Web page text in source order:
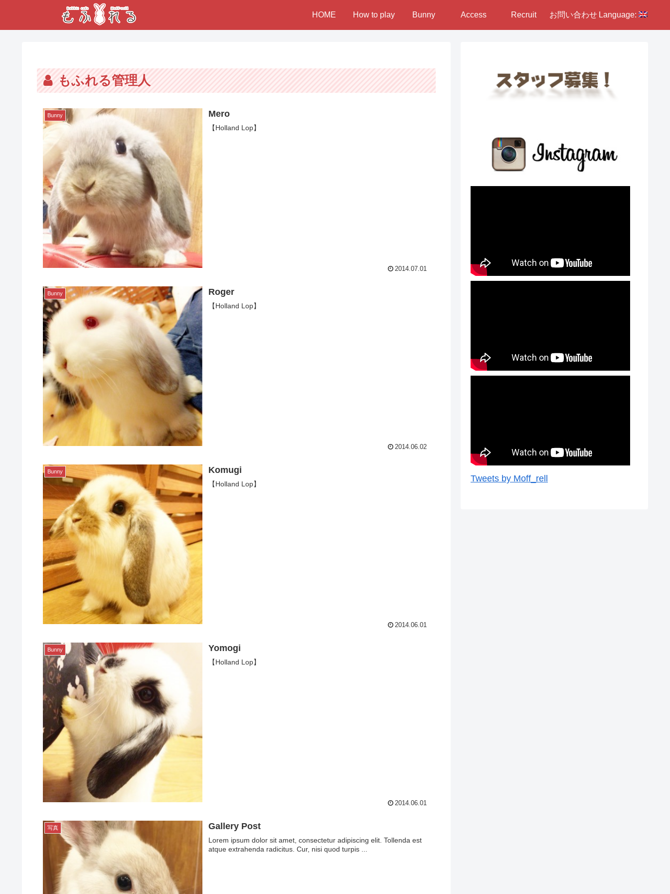
HOME How to play Bunny Access Recruit お問い合わせ Language:
もふれる管理人
Bunny Mero
【Holland Lop】
2014.07.01
Bunny Roger
【Holland Lop】
2014.06.02
Bunny Komugi
【Holland Lop】
2014.06.01
Bunny Yomogi
【Holland Lop】
2014.06.01
写真 Gallery Post
Lorem ipsum dolor sit amet, consectetur adipiscing elit. Tollenda est
atque extrahenda radicitus. Cur, nisi quod turpis ...
Tweets by Moff_rell